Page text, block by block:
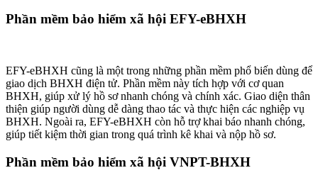
Phần mềm bảo hiểm xã hội EFY-eBHXH
EFY-eBHXH cũng là một trong những phần mềm phổ biến dùng để
giao dịch BHXH điện tử. Phần mềm này tích hợp với cơ quan
BHXH, giúp xử lý hồ sơ nhanh chóng và chính xác. Giao diện thân
thiện giúp người dùng dễ dàng thao tác và thực hiện các nghiệp vụ
BHXH. Ngoài ra, EFY-eBHXH còn hỗ trợ khai báo nhanh chóng,
giúp tiết kiệm thời gian trong quá trình kê khai và nộp hồ sơ.
Phần mềm bảo hiểm xã hội VNPT-BHXH